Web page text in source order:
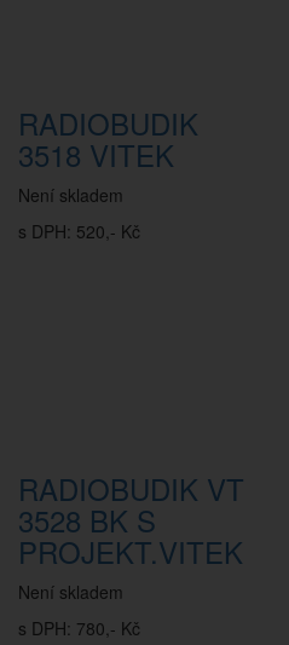
RADIOBUDIK
3518 VITEK
Není skladem
s DPH: 520,- Kč
RADIOBUDIK VT
3528 BK S
PROJEKT.VITEK
Není skladem
s DPH: 780,- Kč